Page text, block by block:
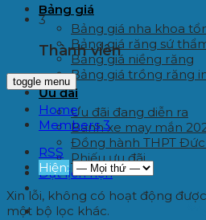
Bảng giá
Bảng giá nha khoa
Bảng giá răng sứ
Bảng giá niềng răng
Bảng giá trồng răng
Ưu đãi
Ưu đãi đang diễn ra
Bánh xe may mắn
Đồng hành THPT
Phiếu ưu đãi
Đặt lịch hẹn
3
Thành viên
toggle menu
Home
Members3
RSS
Hiện:
Xin lỗi, không có hoạt động
một bộ lọc khác.